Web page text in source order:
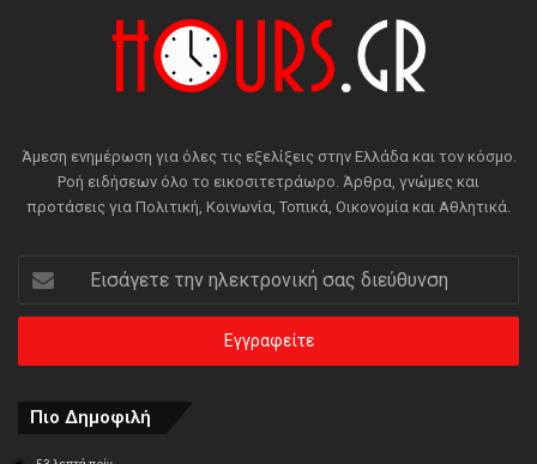
Άμεση ενημέρωση για όλες τις εξελίξεις στην Ελλάδα και τον κόσμο.
Ροή ειδήσεων όλο το εικοσιτετράωρο. Άρθρα, γνώμες και
προτάσεις για Πολιτική, Κοινωνία, Τοπικά, Οικονομία και Αθλητικά.
την
ηλεκτρονική
διεύθυνση
Πιο Δημοφιλή